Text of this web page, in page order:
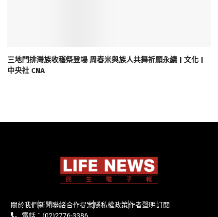
三地門排灣族收穫祭登場 周春米與族人共舞祈願永續 | 文化 |
中央社 CNA
關於我們新聞聯絡合作提案隱私權政策作者聲明訂閱
電話：(02)2776-3386